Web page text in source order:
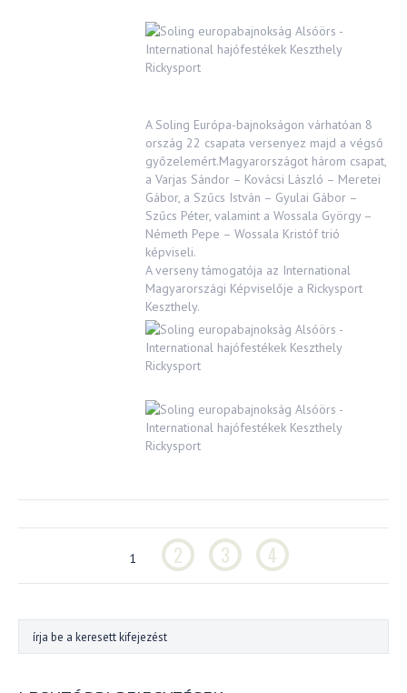
A Soling Európa-bajnokságon várhatóan 8
ország 22 csapata versenyez majd a végső
győzelemért.Magyarországot három csapat,
a Varjas Sándor – Kovácsi László – Meretei
Gábor, a Szűcs István – Gyulai Gábor –
Szűcs Péter, valamint a Wossala György –
Németh Pepe – Wossala Kristóf trió
képviseli.
A verseny támogatója az International
Magyarországi Képviselője a Rickysport
Keszthely.
1 2 3 4